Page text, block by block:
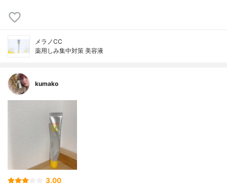
メラノCC
薬用しみ集中対策 美容液
kumako
3.00